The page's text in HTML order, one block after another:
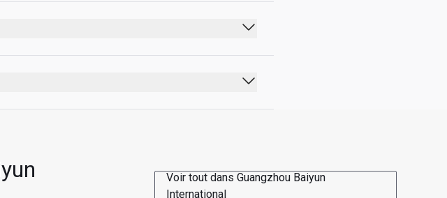
Voir tout dans Guangzhou Baiyun
International